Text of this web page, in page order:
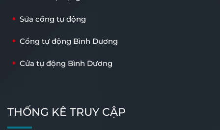
Sửa cổng tự động
Cổng tự động Bình Dương
Cửa tự động Bình Dương
THỐNG KÊ TRUY CẬP